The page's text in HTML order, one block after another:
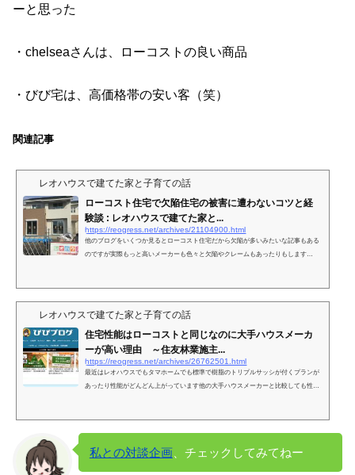
ーと思った
・chelseaさんは、ローコストの良い商品
・びび宅は、高価格帯の安い客（笑）
関連記事
レオハウスで建てた家と子育ての話
ローコスト住宅で欠陥住宅の被害に遭わないコツと経
験談 : レオハウスで建てた家と...
https://reogress.net/archives/21104900.html
他のブログをいくつか見るとローコスト住宅だから欠陥が多いみたいな記事もある
のですが実際もっと高いメーカーも色々と欠陥やクレームもあったりもします
レオハウスで建てた家と子育ての話
住宅性能はローコストと同じなのに大手ハウスメーカ
ーが高い理由 ～住友林業施主...
https://reogress.net/archives/26762501.html
最近はレオハウスでもタマホームでも標準で樹脂のトリプルサッシが付くプランが
あったり性能がどんどん上がっています他の大手ハウスメーカーと比較しても性能
私との対談企画、チェックしてみてねー